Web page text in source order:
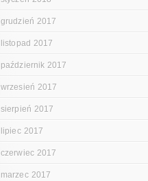
grudzień 2017
listopad 2017
październik 2017
wrzesień 2017
sierpień 2017
lipiec 2017
czerwiec 2017
marzec 2017